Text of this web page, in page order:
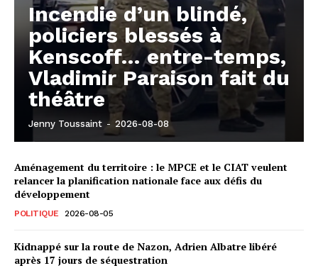
Incendie d’un blindé,
policiers blessés à
Kenscoff… entre-temps,
Vladimir Paraison fait du
théâtre
Jenny Toussaint - 2026-08-08
Aménagement du territoire : le MPCE et le CIAT veulent
relancer la planification nationale face aux défis du
développement
POLITIQUE 2026-08-05
Kidnappé sur la route de Nazon, Adrien Albatre libéré
après 17 jours de séquestration